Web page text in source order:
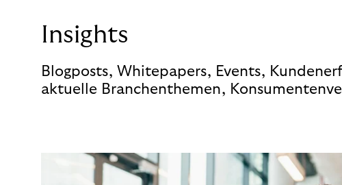
Insights
Blogposts, Whitepapers, Events,
aktuelle Branchenthemen,